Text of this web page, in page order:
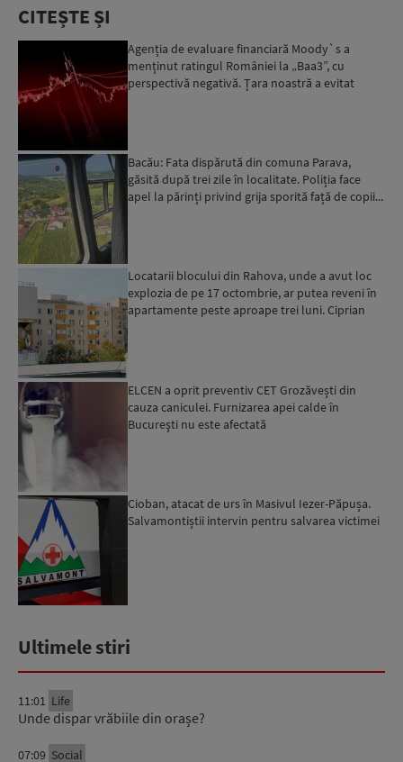
CITEȘTE ȘI
Agenția de evaluare financiară Moody`s a
menținut ratingul României la „Baa3”, cu
perspectivă negativă. Țara noastră a evitat
Bacău: Fata dispărută din comuna Parava,
găsită după trei zile în localitate. Poliția face
apel la părinți privind grija sporită față de copii...
Locatarii blocului din Rahova, unde a avut loc
explozia de pe 17 octombrie, ar putea reveni în
apartamente peste aproape trei luni. Ciprian
ELCEN a oprit preventiv CET Grozăvești din
cauza caniculei. Furnizarea apei calde în
Bucureşti nu este afectată
Cioban, atacat de urs în Masivul Iezer-Păpușa.
Salvamontiștii intervin pentru salvarea victimei
Ultimele stiri
11:01 Life
Unde dispar vrăbiile din orașe?
07:09 Social